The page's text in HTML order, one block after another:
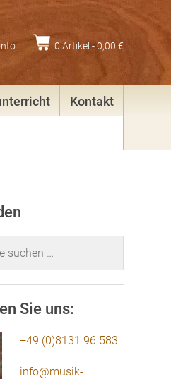
0 Artikel -0,00 €
Kontakt
Sie uns:
+49 (0)8131 96 583
info@musik-